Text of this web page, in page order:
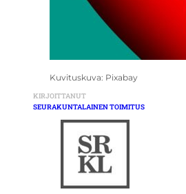
Kuvituskuva: Pixabay
KIRJOITTANUT
SEURAKUNTALAINEN TOIMITUS